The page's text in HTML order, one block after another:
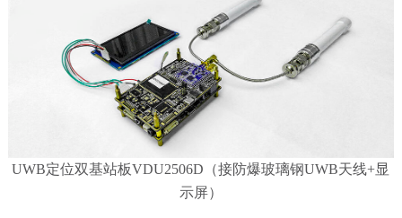
UWB定位双基站板VDU2506D（接防爆玻璃钢UWB天线+显
示屏）